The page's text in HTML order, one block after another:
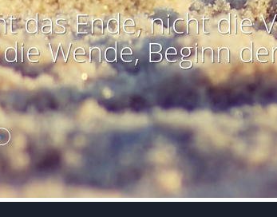
das Ende, nicht die
Wende, Beginn